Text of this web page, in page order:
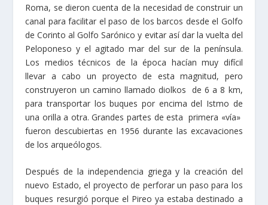
Roma, se dieron cuenta de la necesidad de construir un
canal para facilitar el paso de los barcos desde el Golfo
de Corinto al Golfo Sarónico y evitar así dar la vuelta del
Peloponeso y el agitado mar del sur de la península.
Los medios técnicos de la época hacían muy difícil
llevar a cabo un proyecto de esta magnitud, pero
construyeron un camino llamado diolkos de 6 a 8 km,
para transportar los buques por encima del Istmo de
una orilla a otra. Grandes partes de esta primera «vía»
fueron descubiertas en 1956 durante las excavaciones
de los arqueólogos.
Después de la independencia griega y la creación del
nuevo Estado, el proyecto de perforar un paso para los
buques resurgió porque el Pireo ya estaba destinado a